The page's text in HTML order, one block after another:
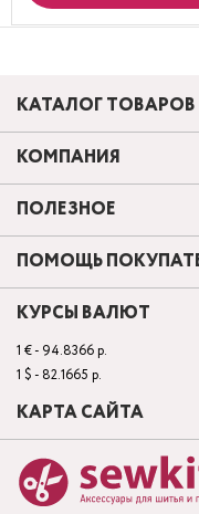
КАТАЛОГ ТОВАРОВ
КОМПАНИЯ
ПОЛЕЗНОЕ
ПОМОЩЬ
КУРСЫ ВАЛЮТ
1 € - 94.8366 р.
1 $ - 82.1665 р.
КАРТА САЙТА